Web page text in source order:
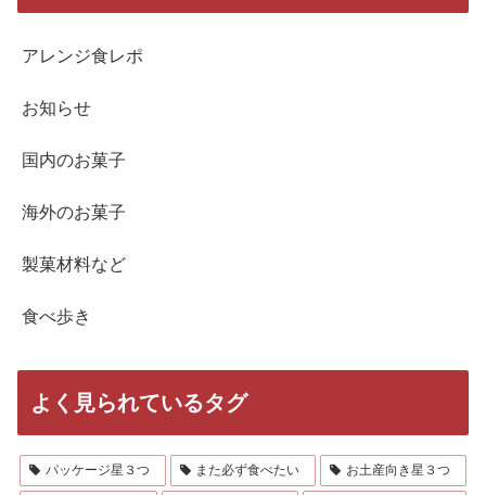
アレンジ食レポ
お知らせ
国内のお菓子
海外のお菓子
製菓材料など
食べ歩き
よく見られているタグ
パッケージ星３つ また必ず食べたい お土産向き星３つ